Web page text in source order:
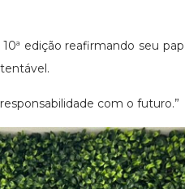
edição reafirmando seu
com o futuro.”